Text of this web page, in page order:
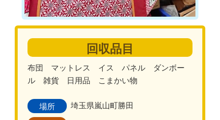
回収品目
布団 マットレス イス パネル ダンボー
ル 雑貨 日用品 こまかい物
場所 埼玉県嵐山町勝田